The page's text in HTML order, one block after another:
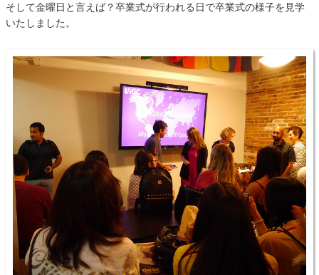
そして金曜日と言えば？卒業式が行われる日で卒業式の様子を見学
いたしました。